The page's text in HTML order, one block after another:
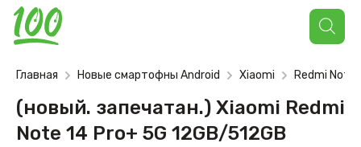
Поиск
товаров
Главная Новые смартофны Android Xiaomi Redmi Note
(новый. запечатан.) Xiaomi Redmi
Note 14 Pro+ 5G 12GB/512GB